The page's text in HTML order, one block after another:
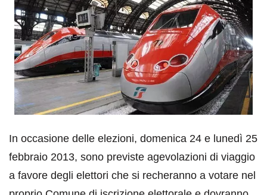
In occasione delle elezioni, domenica 24 e lunedì 25
febbraio 2013, sono previste agevolazioni di viaggio
a favore degli elettori che si recheranno a votare nel